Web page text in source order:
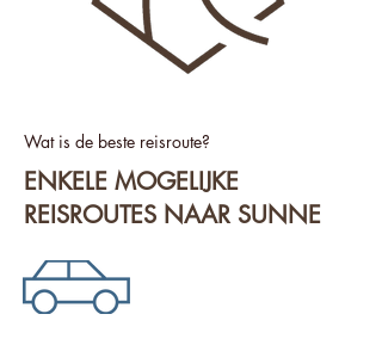
Wat is de beste reisroute?
ENKELE MOGELIJKE
REISROUTES NAAR SUNNE